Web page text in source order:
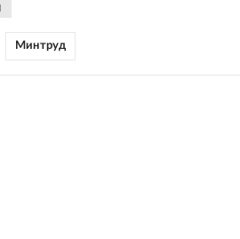
Минтруд